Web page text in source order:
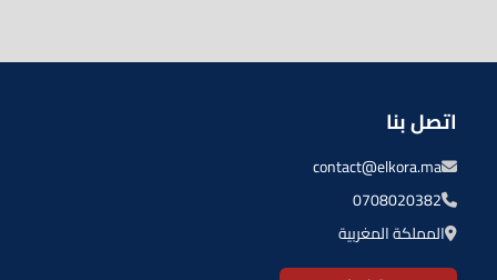
اتصل بنا
contact@elkora.ma
0708020382
المملكة المغربية